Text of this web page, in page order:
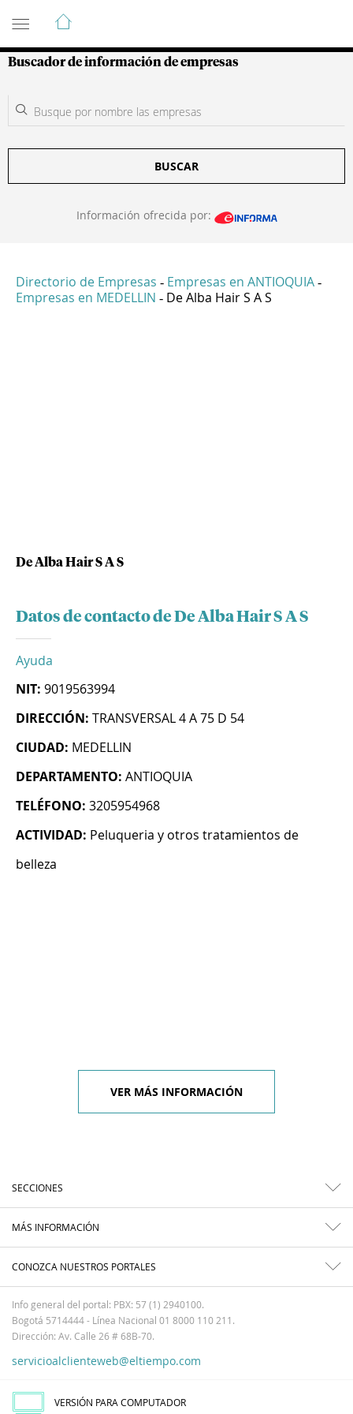
Guía de Empresas Colombianas
Buscador de información de empresas
BUSCAR
Información ofrecida por:
Directorio de Empresas - Empresas en ANTIOQUIA -
Empresas en MEDELLIN - De Alba Hair S A S
De Alba Hair S A S
Datos de contacto de De Alba Hair S A S
Ayuda
NIT: 9019563994
DIRECCIÓN: TRANSVERSAL 4 A 75 D 54
CIUDAD: MEDELLIN
DEPARTAMENTO: ANTIOQUIA
TELÉFONO: 3205954968
ACTIVIDAD: Peluqueria y otros tratamientos de
belleza
VER MÁS INFORMACIÓN
SECCIONES
MÁS INFORMACIÓN
CONOZCA NUESTROS PORTALES
Info general del portal: PBX: 57 (1) 2940100.
Bogotá 5714444 - Línea Nacional 01 8000 110 211.
Dirección: Av. Calle 26 # 68B-70.
servicioalclienteweb@eltiempo.com
VERSIÓN PARA COMPUTADOR